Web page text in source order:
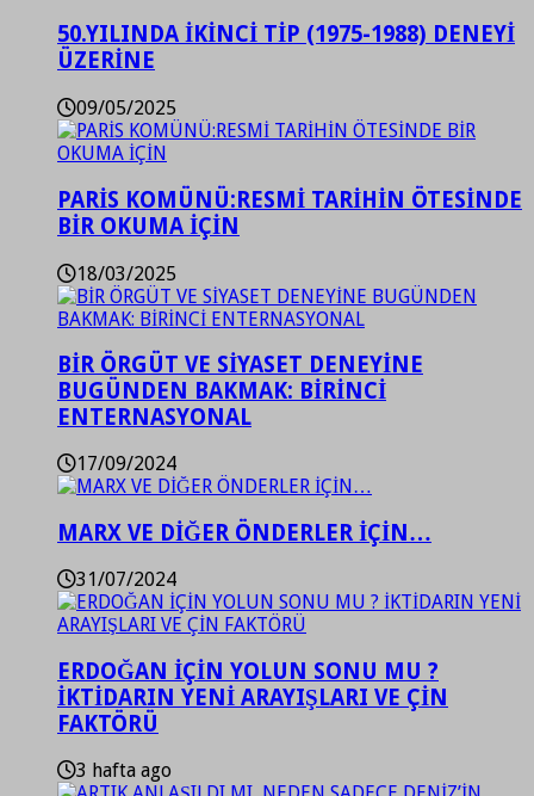
50.YILINDA İKİNCİ TİP (1975-1988) DENEYİ
ÜZERİNE
09/05/2025
PARİS KOMÜNÜ:RESMİ TARİHİN ÖTESİNDE
BİR OKUMA İÇİN
18/03/2025
BİR ÖRGÜT VE SİYASET DENEYİNE
BUGÜNDEN BAKMAK: BİRİNCİ
ENTERNASYONAL
17/09/2024
MARX VE DİĞER ÖNDERLER İÇİN…
31/07/2024
ERDOĞAN İÇİN YOLUN SONU MU ?
İKTİDARIN YENİ ARAYIŞLARI VE ÇİN
FAKTÖRÜ
3 hafta ago